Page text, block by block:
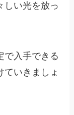
しい光を放っ
で入手できる
いきましょ